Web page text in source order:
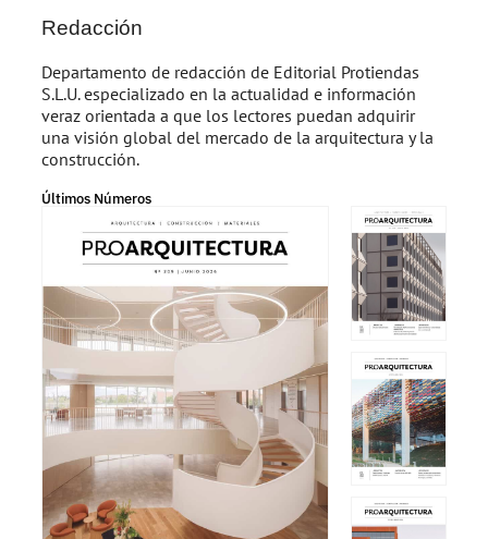
Redacción
Departamento de redacción de Editorial Protiendas
S.L.U. especializado en la actualidad e información
veraz orientada a que los lectores puedan adquirir
una visión global del mercado de la arquitectura y la
construcción.
Últimos Números